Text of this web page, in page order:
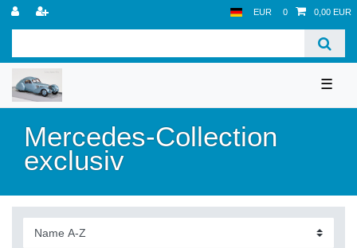
EUR 0 0,00 EUR
☰
Mercedes-Collection
exclusiv